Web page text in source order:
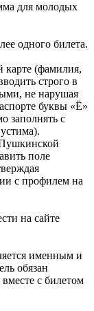
для молодых
одного билета.
(фамилия,
строго в
не нарушая
буквы «Ё»
заполнять с
поле
с профилем на
на сайте
именным и
обязан
с билетом